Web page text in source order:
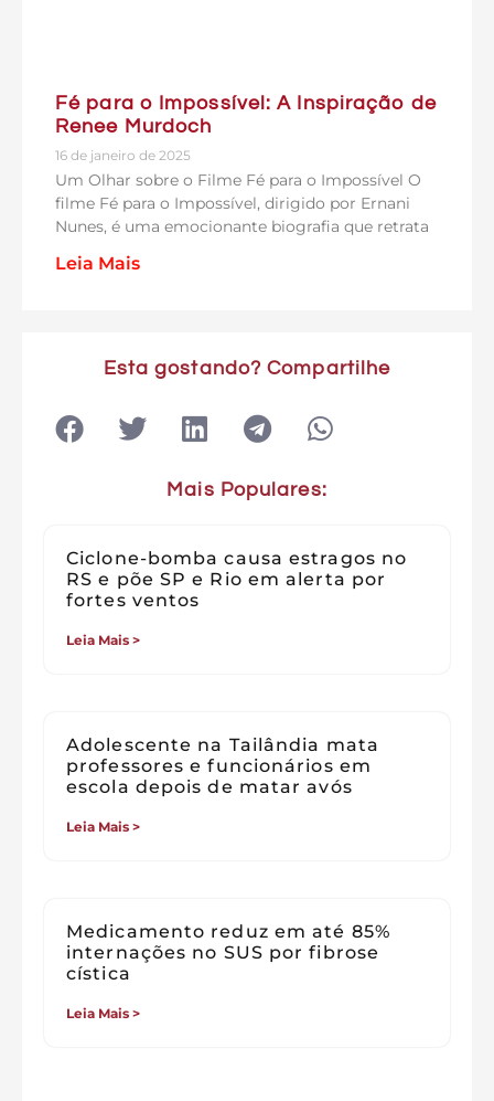
Fé para o Impossível: A Inspiração de
Renee Murdoch
16 de janeiro de 2025
Um Olhar sobre o Filme Fé para o Impossível O
filme Fé para o Impossível, dirigido por Ernani
Nunes, é uma emocionante biografia que retrata
Leia Mais
Esta gostando? Compartilhe
Mais Populares:
Ciclone-bomba causa estragos no
RS e põe SP e Rio em alerta por
fortes ventos
Leia Mais >
Adolescente na Tailândia mata
professores e funcionários em
escola depois de matar avós
Leia Mais >
Medicamento reduz em até 85%
internações no SUS por fibrose
cística
Leia Mais >